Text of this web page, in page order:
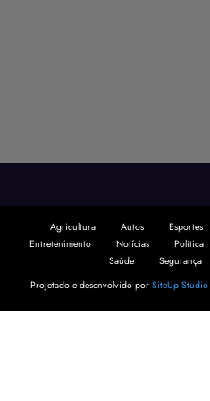
Agricultura Autos Esportes
Entretenimento
Notícias Política
Saúde
Segurança
Projetado e desenvolvido por SiteUp Studio